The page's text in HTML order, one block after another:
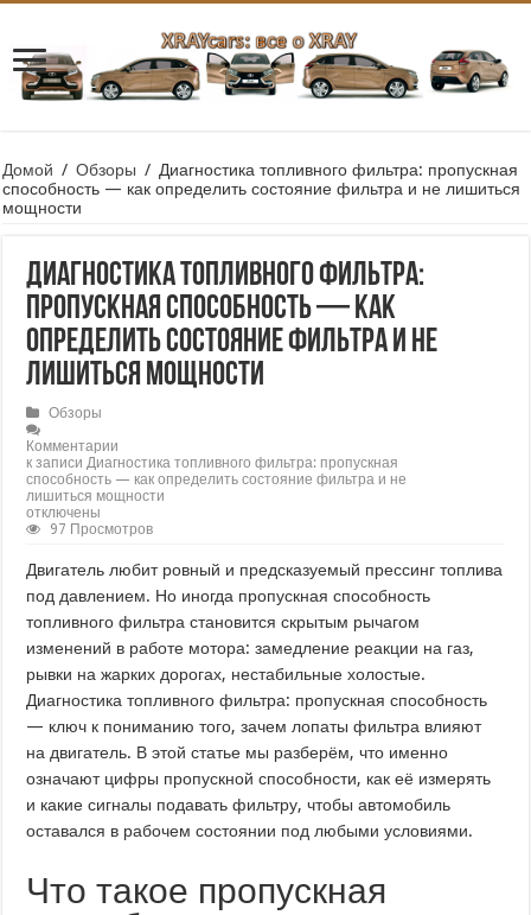
Домой / Обзоры / Диагностика топливного фильтра: пропускная
способность — как определить состояние фильтра и не лишиться
мощности
Диагностика топливного фильтра:
пропускная способность — как
определить состояние фильтра и не
лишиться мощности
Обзоры
Комментарии
к записи Диагностика топливного фильтра: пропускная
способность — как определить состояние фильтра и не
лишиться мощности
отключены
97 Просмотров
Двигатель любит ровный и предсказуемый прессинг топлива
под давлением. Но иногда пропускная способность
топливного фильтра становится скрытым рычагом
изменений в работе мотора: замедление реакции на газ,
рывки на жарких дорогах, нестабильные холостые.
Диагностика топливного фильтра: пропускная способность
— ключ к пониманию того, зачем лопаты фильтра влияют
на двигатель. В этой статье мы разберём, что именно
означают цифры пропускной способности, как её измерять
и какие сигналы подавать фильтру, чтобы автомобиль
оставался в рабочем состоянии под любыми условиями.
Что такое пропускная